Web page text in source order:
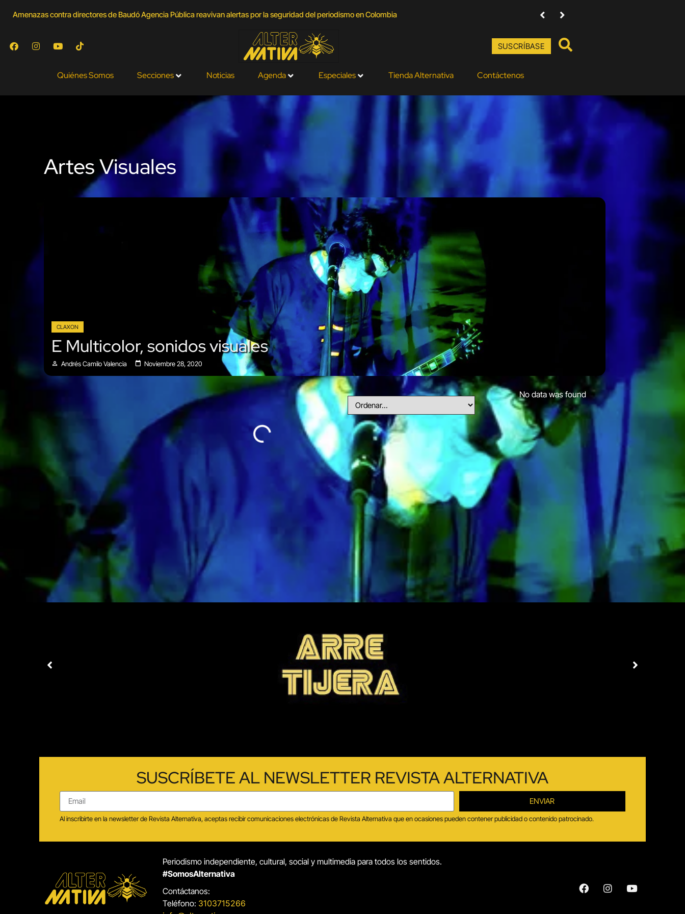
Amenazas contra directores de Baudó Agencia Pública reavivan alertas por la seguridad del periodismo en Colombia 427 agrupaciones de todo el país respondieron
SUSCRÍBASE
Quiénes Somos Secciones Noticias Agenda Especiales Tienda Alternativa Contáctenos
Artes Visuales
CLAXON
E Multicolor, sonidos visuales
Andrés Camilo Valencia Noviembre 28, 2020
No data was found
SUSCRÍBETE AL NEWSLETTER REVISTA ALTERNATIVA
ENVIAR
Al inscribirte en la newsletter de Revista Alternativa, aceptas recibir comunicaciones electrónicas de Revista Alternativa que en ocasiones pueden contener publicidad o contenido patrocinado.
Periodismo independiente, cultural, social y multimedia para todos los sentidos.
#SomosAlternativa
Contáctanos:
Teléfono: 3103715266